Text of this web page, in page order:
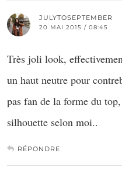
JULYTOSEPTEMBER
20 MAI 2015 / 08:45
Très joli look,
un haut neutre pour
pas fan de la forme du
silhouette selon moi..
RÉPONDRE